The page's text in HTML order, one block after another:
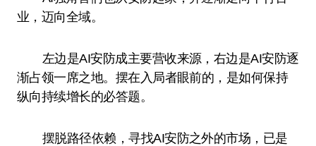
业，迈向全域。
左边是AI安防成主要营收来源，右边是AI安防逐
渐占领一席之地。摆在入局者眼前的，是如何保持
纵向持续增长的必答题。
摆脱路径依赖，寻找AI安防之外的市场，已是